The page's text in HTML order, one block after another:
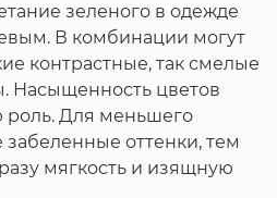
зеленого в одежде
В комбинации могут
контрастные, так смелые
Насыщенность цветов
роль. Для меньшего
забеленные оттенки, тем
мягкость и изящную